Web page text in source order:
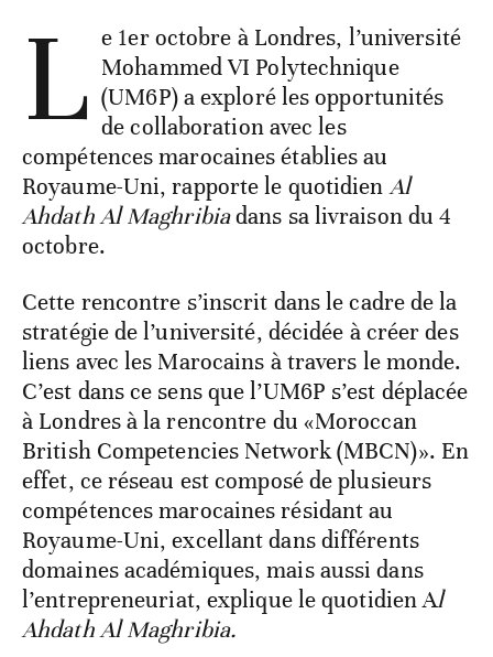
L e 1er octobre à Londres, l’université
Mohammed VI Polytechnique
(UM6P) a exploré les opportunités
de collaboration avec les
compétences marocaines établies au
Royaume-Uni, rapporte le quotidienAl
Ahdath Al Maghribiadans sa livraison du 4
octobre.
Cette rencontre s’inscrit dans le cadre de la
stratégie de l’université, décidée à créer des
liens avec les Marocains à travers le monde.
C’est dans ce sens que l’UM6P s’est déplacée
à Londres à la rencontre du «Moroccan
British Competencies Network (MBCN)». En
effet, ce réseau est composé de plusieurs
compétences marocaines résidant au
Royaume-Uni, excellant dans différents
domaines académiques, mais aussi dans
l’entrepreneuriat, explique le quotidien Al
Ahdath Al Maghribia.